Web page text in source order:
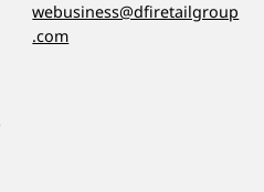
webusiness@dfiretailgroup
.com